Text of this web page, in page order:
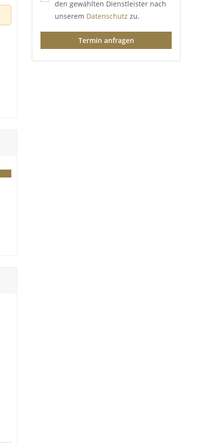
den gewählten Dienstleister nach
unserem Datenschutz zu.
Termin anfragen